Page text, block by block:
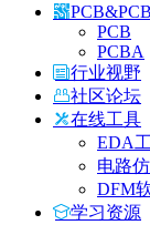
PCB
PCBA
行业视野
社区论坛
在线工具
EDA
电路
DFM
学习资源